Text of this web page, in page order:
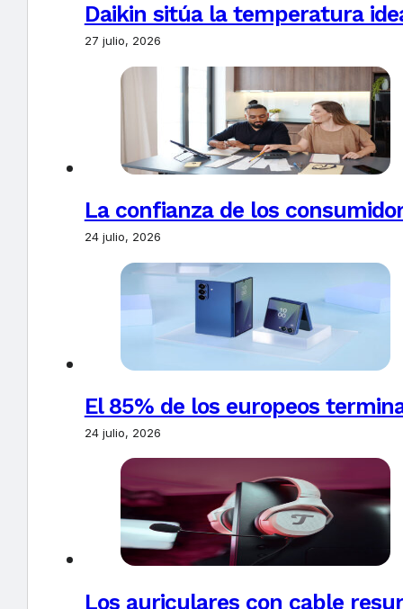
Daikin sitúa la temperatura
27 julio, 2026
La confianza de los
24 julio, 2026
El 85% de los europeos
24 julio, 2026
Los auriculares con cable